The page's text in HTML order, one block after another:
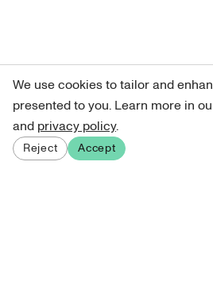
We use cookies to tailor and
presented to you. Learn more in
and privacy policy.
Reject Accept